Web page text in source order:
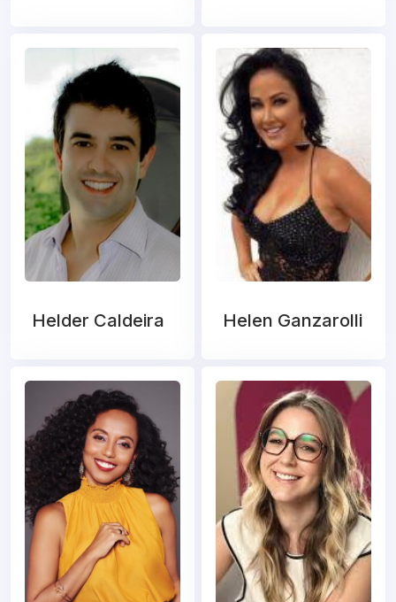
Helder Caldeira Helen Ganzarolli